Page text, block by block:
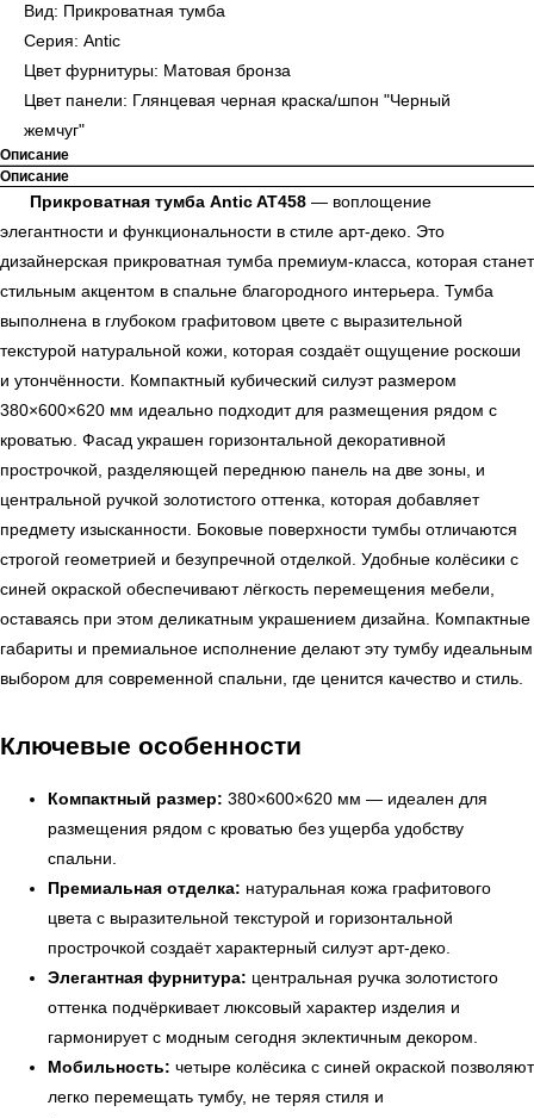
Вид: Прикроватная тумба
Серия: Antic
Цвет фурнитуры: Матовая бронза
Цвет панели: Глянцевая черная краска/шпон "Черный
жемчуг"
Описание
Описание
Прикроватная тумба Antic AT458 — воплощение
элегантности и функциональности в стиле арт-деко. Это
дизайнерская прикроватная тумба премиум-класса, которая станет
стильным акцентом в спальне благородного интерьера. Тумба
выполнена в глубоком графитовом цвете с выразительной
текстурой натуральной кожи, которая создаёт ощущение роскоши
и утончённости. Компактный кубический силуэт размером
380×600×620 мм идеально подходит для размещения рядом с
кроватью. Фасад украшен горизонтальной декоративной
прострочкой, разделяющей переднюю панель на две зоны, и
центральной ручкой золотистого оттенка, которая добавляет
предмету изысканности. Боковые поверхности тумбы отличаются
строгой геометрией и безупречной отделкой. Удобные колёсики с
синей окраской обеспечивают лёгкость перемещения мебели,
оставаясь при этом деликатным украшением дизайна. Компактные
габариты и премиальное исполнение делают эту тумбу идеальным
выбором для современной спальни, где ценится качество и стиль.
Ключевые особенности
Компактный размер: 380×600×620 мм — идеален для
размещения рядом с кроватью без ущерба удобству
спальни.
Премиальная отделка: натуральная кожа графитового
цвета с выразительной текстурой и горизонтальной
прострочкой создаёт характерный силуэт арт-деко.
Элегантная фурнитура: центральная ручка золотистого
оттенка подчёркивает люксовый характер изделия и
гармонирует с модным сегодня эклектичным декором.
Мобильность: четыре колёсика с синей окраской позволяют
легко перемещать тумбу, не теряя стиля и